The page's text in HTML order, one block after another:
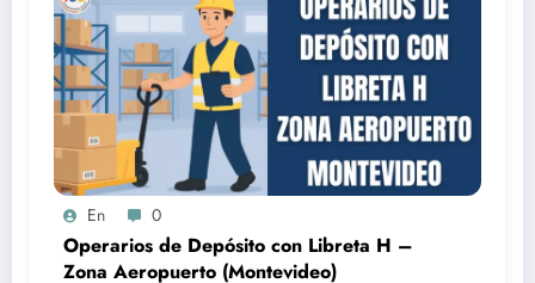
En 0
Operarios de Depósito con Libreta H –
Zona Aeropuerto (Montevideo)